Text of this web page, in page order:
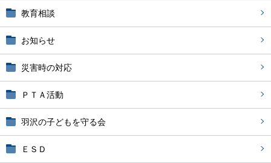
教育相談
お知らせ
災害時の対応
ＰＴＡ活動
羽沢の子どもを守る会
ＥＳＤ